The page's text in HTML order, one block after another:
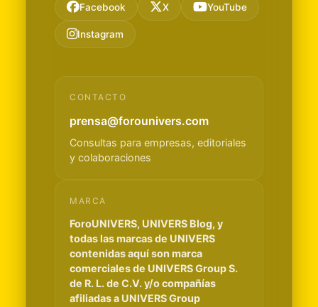
Facebook X YouTube
Instagram
CONTACTO
prensa@forounivers.com
Consultas para empresas, editoriales
y colaboraciones
MARCA
ForoUNIVERS, UNIVERS Blog, y
todas las marcas de UNIVERS
contenidas aquí son marca
comerciales de UNIVERS Group S.
de R. L. de C.V. y/o compañías
afiliadas a UNIVERS Group